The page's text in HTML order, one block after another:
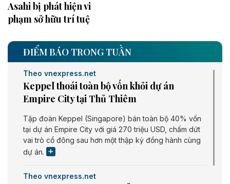
Asahi bị phát hiện vi
phạm sở hữu trí tuệ
ĐIỂM BÁO TRONG TUẦN
Theo vnexpress.net
Keppel thoái toàn bộ vốn khỏi dự án
Empire City tại Thủ Thiêm
Tập đoàn Keppel (Singapore) bán toàn bộ 40% vốn
tại dự án Empire City với giá 270 triệu USD, chấm dứt
vai trò cổ đông sau hơn một thập kỷ đồng hành cùng
dự án.
Theo vnexpress.net